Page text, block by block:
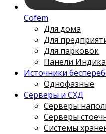
Cofem
Для дома
Для
Для парковок
Панели
Источники
Однофазные
Серверы и СХД
Серверы
Серверы
Системы